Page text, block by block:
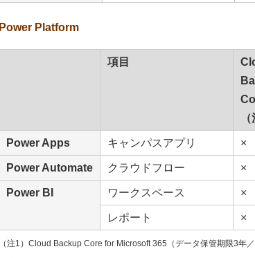
Power Platform
項目
Power Apps キャンパスアプリ ×
Power Automate クラウドフロー ×
Power BI ワークスペース ×
レポート ×
（注1）Cloud Backup Core for Microsoft 365（データ保管期限3年／